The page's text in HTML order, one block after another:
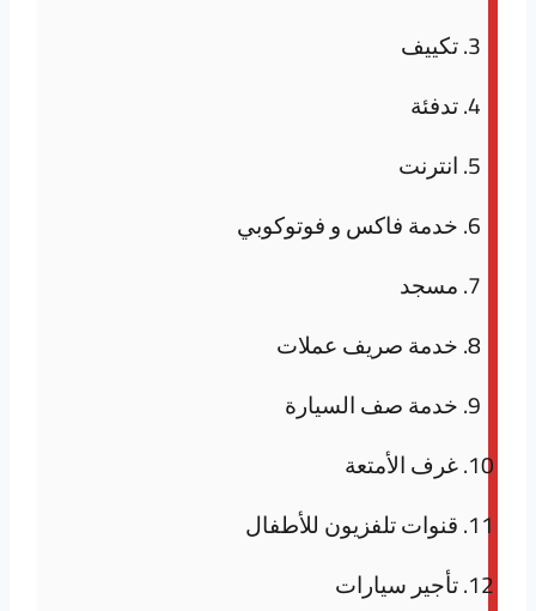
تكييف
تدفئة
انترنت
خدمة فاكس و فوتوكوبي
مسجد
خدمة صريف عملات
خدمة صف السيارة
غرف الأمتعة
قنوات تلفزيون للأطفال
تأجير سيارات